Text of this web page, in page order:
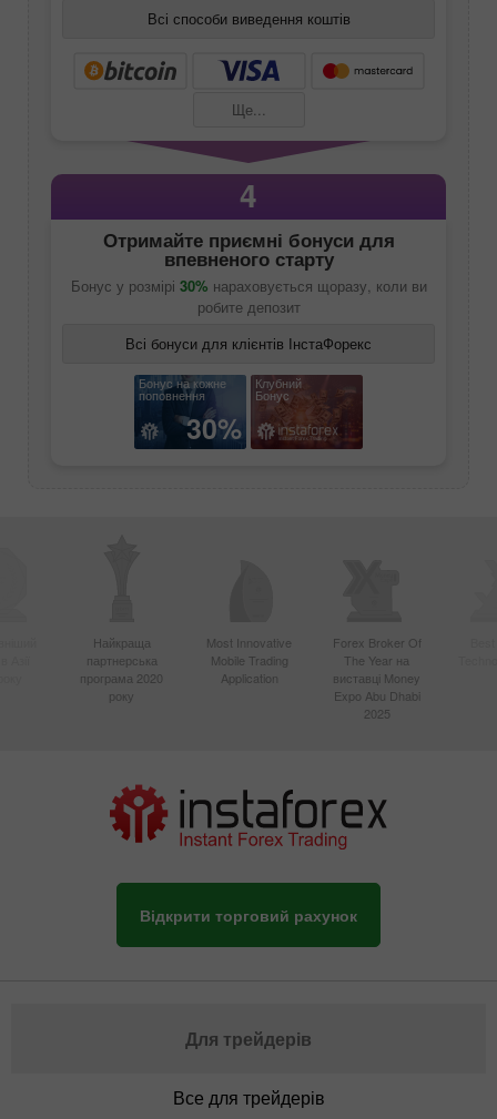
Всі способи виведення коштів
Ще...
4
Отримайте приємні бонуси для
впевненого старту
Бонус у розмірі 30% нараховується щоразу, коли ви
робите депозит
Всі бонуси для клієнтів ІнстаФорекс
Бонус на кожне
поповнення
30%
Клубний
Бонус
Найкраща
партнерська
програма 2020
року
Most Innovative
Mobile Trading
Application
Forex Broker Of
The Year на
виставці Money
Expo Abu Dhabi
2025
Відкрити торговий рахунок
Для трейдерів
Все для трейдерів